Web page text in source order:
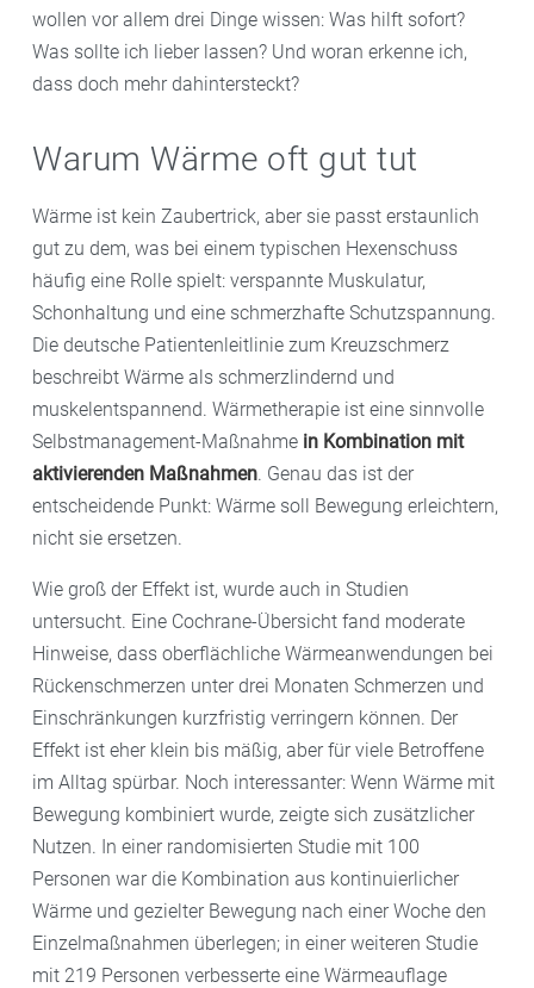
wollen vor allem drei Dinge wissen: Was hilft sofort?
Was sollte ich lieber lassen? Und woran erkenne ich,
dass doch mehr dahintersteckt?
Warum Wärme oft gut tut
Wärme ist kein Zaubertrick, aber sie passt erstaunlich
gut zu dem, was bei einem typischen Hexenschuss
häufig eine Rolle spielt: verspannte Muskulatur,
Schonhaltung und eine schmerzhafte Schutzspannung.
Die deutsche Patientenleitlinie zum Kreuzschmerz
beschreibt Wärme als schmerzlindernd und
muskelentspannend. Wärmetherapie ist eine sinnvolle
Selbstmanagement-Maßnahme in Kombination mit
aktivierenden Maßnahmen. Genau das ist der
entscheidende Punkt: Wärme soll Bewegung erleichtern,
nicht sie ersetzen.
Wie groß der Effekt ist, wurde auch in Studien
untersucht. Eine Cochrane-Übersicht fand moderate
Hinweise, dass oberflächliche Wärmeanwendungen bei
Rückenschmerzen unter drei Monaten Schmerzen und
Einschränkungen kurzfristig verringern können. Der
Effekt ist eher klein bis mäßig, aber für viele Betroffene
im Alltag spürbar. Noch interessanter: Wenn Wärme mit
Bewegung kombiniert wurde, zeigte sich zusätzlicher
Nutzen. In einer randomisierten Studie mit 100
Personen war die Kombination aus kontinuierlicher
Wärme und gezielter Bewegung nach einer Woche den
Einzelmaßnahmen überlegen; in einer weiteren Studie
mit 219 Personen verbesserte eine Wärmeauflage